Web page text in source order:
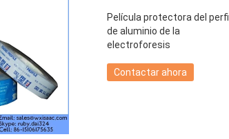
Película protectora del perfil
de aluminio de la
electroforesis
Contactar ahora